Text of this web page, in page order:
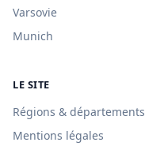
Varsovie
Munich
LE SITE
Régions & départements
Mentions légales